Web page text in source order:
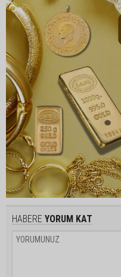
HABERE YORUM KAT